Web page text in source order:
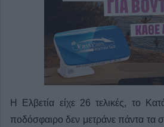
Η Ελβετία είχε 26 τελικές, το
ποδόσφαιρο δεν μετράνε πάντα τα